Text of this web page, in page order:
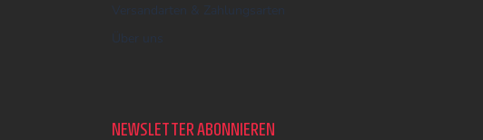
Versandarten & Zahlungsarten
Über uns
NEWSLETTER ABONNIEREN